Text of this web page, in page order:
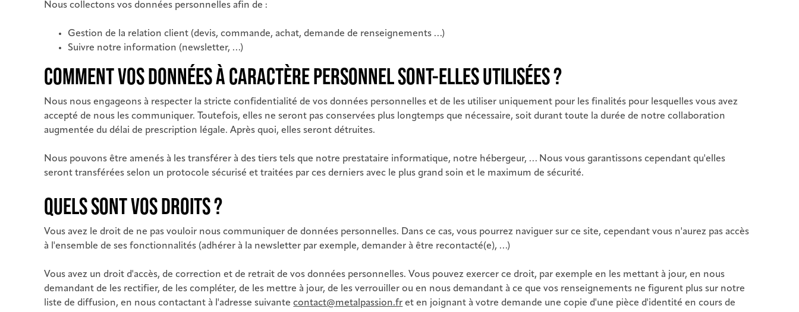
Nous collectons vos données personnelles afin de :
Gestion de la relation client (devis, commande, achat, demande de renseignements …)
Suivre notre information (newsletter, …)
COMMENT VOS DONNÉES À CARACTÈRE PERSONNEL SONT-ELLES UTILISÉES ?
Nous nous engageons à respecter la stricte confidentialité de vos données personnelles et de les utiliser uniquement pour les finalités pour lesquelles vous avez
accepté de nous les communiquer. Toutefois, elles ne seront pas conservées plus longtemps que nécessaire, soit durant toute la durée de notre collaboration
augmentée du délai de prescription légale. Après quoi, elles seront détruites.
Nous pouvons être amenés à les transférer à des tiers tels que notre prestataire informatique, notre hébergeur, … Nous vous garantissons cependant qu'elles
seront transférées selon un protocole sécurisé et traitées par ces derniers avec le plus grand soin et le maximum de sécurité.
QUELS SONT VOS DROITS ?
Vous avez le droit de ne pas vouloir nous communiquer de données personnelles. Dans ce cas, vous pourrez naviguer sur ce site, cependant vous n'aurez pas accès
à l'ensemble de ses fonctionnalités (adhérer à la newsletter par exemple, demander à être recontacté(e), …)
Vous avez un droit d'accès, de correction et de retrait de vos données personnelles. Vous pouvez exercer ce droit, par exemple en les mettant à jour, en nous
demandant de les rectifier, de les compléter, de les mettre à jour, de les verrouiller ou en nous demandant à ce que vos renseignements ne figurent plus sur notre
liste de diffusion, en nous contactant à l'adresse suivantecontact@metalpassion.fr et en joignant à votre demande une copie d'une pièce d'identité en cours de